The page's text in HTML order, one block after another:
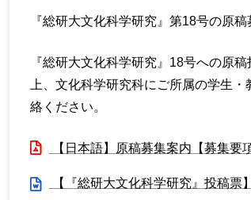
『総研大文化科学研究』第18号の原
『総研大文化科学研究』18号への原
上、文化科学研究科にご所属の学生
絡ください。
【日本語】原稿募集案内【募集要
【『総研大文化科学研究』投稿票】